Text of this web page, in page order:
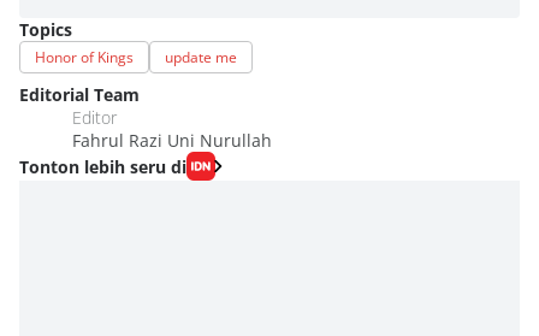
Topics
Honor of Kings update me
Editorial Team
Editor
Fahrul Razi Uni Nurullah
Tonton lebih seru di